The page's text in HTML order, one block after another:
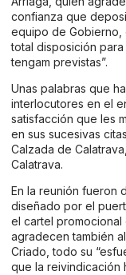
confianza que
equipo de Gobierno,
total disposición
tengam previstas”.
Unas palabras que
interlocutores en el
satisfacción que les
en sus sucesivas
Calzada de
Calatrava.
En la reunión fueron
diseñado por el
el cartel
agradecen también
Criado, todo su
que la reivindicación